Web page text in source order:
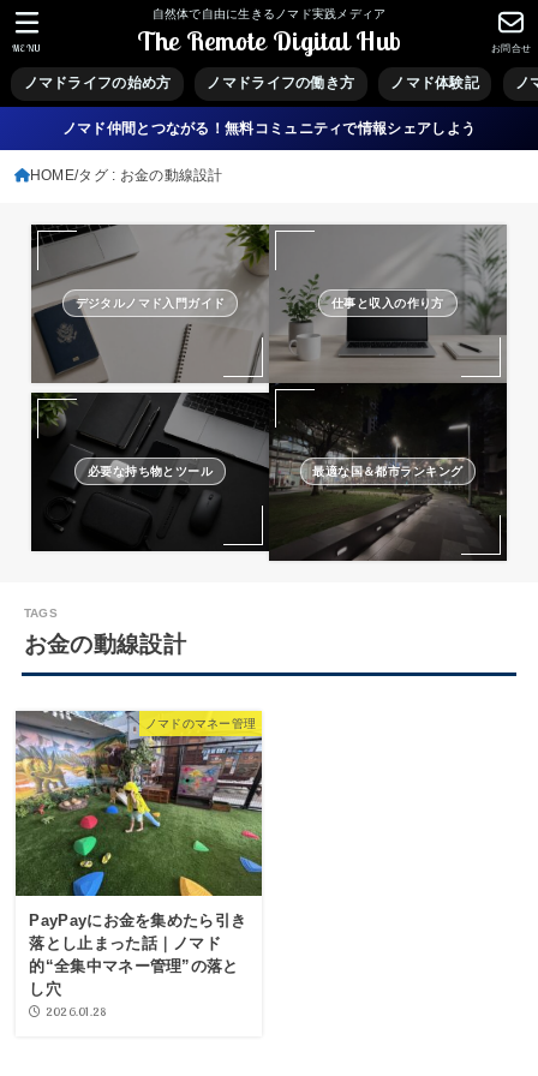
自然体で自由に生きるノマド実践メディア
The Remote Digital Hub
ノマドライフの始め方 ノマドライフの働き方 ノマド体験記 ノ
お問合せ
MENU
ノマド仲間とつながる！無料コミュニティで情報シェアしよう
HOME タグ : お金の動線設計
デジタルノマド入門ガイド 仕事と収入の作り方
必要な持ち物とツール 最適な国＆都市ランキング
お金の動線設計
ノマドのマネー管理
PayPayにお金を集めたら引き
落とし止まった話｜ノマド
的“全集中マネー管理”の落と
し穴
2026.01.28